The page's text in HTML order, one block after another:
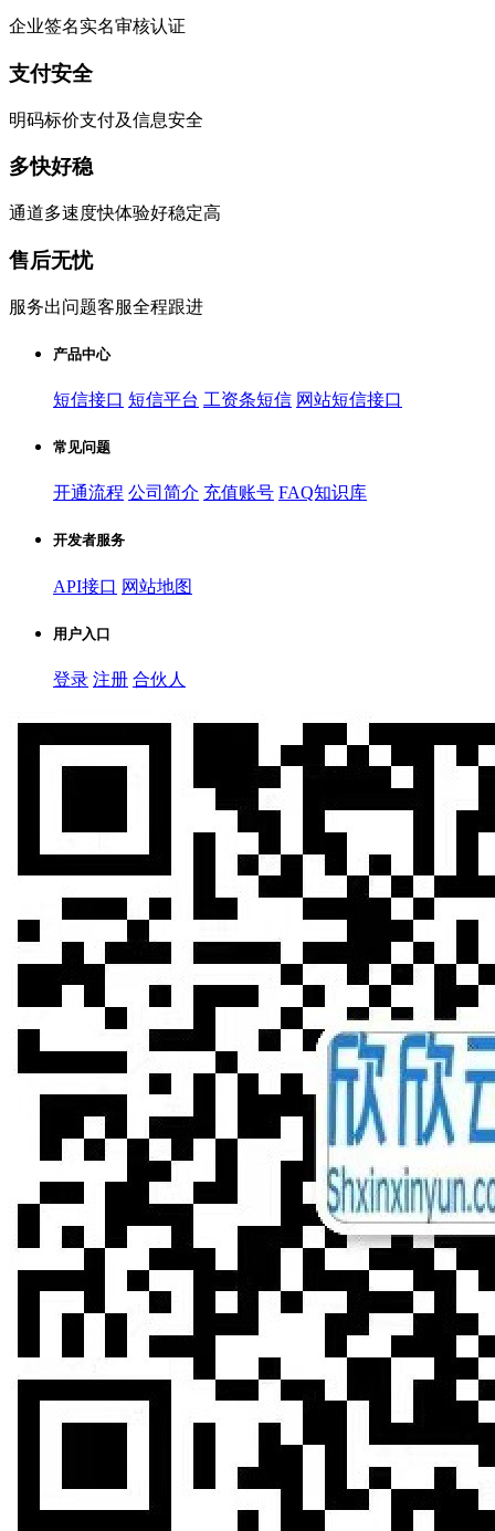
企业签名实名审核认证
支付安全
明码标价支付及信息安全
多快好稳
通道多速度快体验好稳定高
售后无忧
服务出问题客服全程跟进
产品中心
短信接口 短信平台 工资条短信 网站短信接口
常见问题
开通流程 公司简介 充值账号 FAQ知识库
开发者服务
API接口 网站地图
用户入口
登录 注册 合伙人